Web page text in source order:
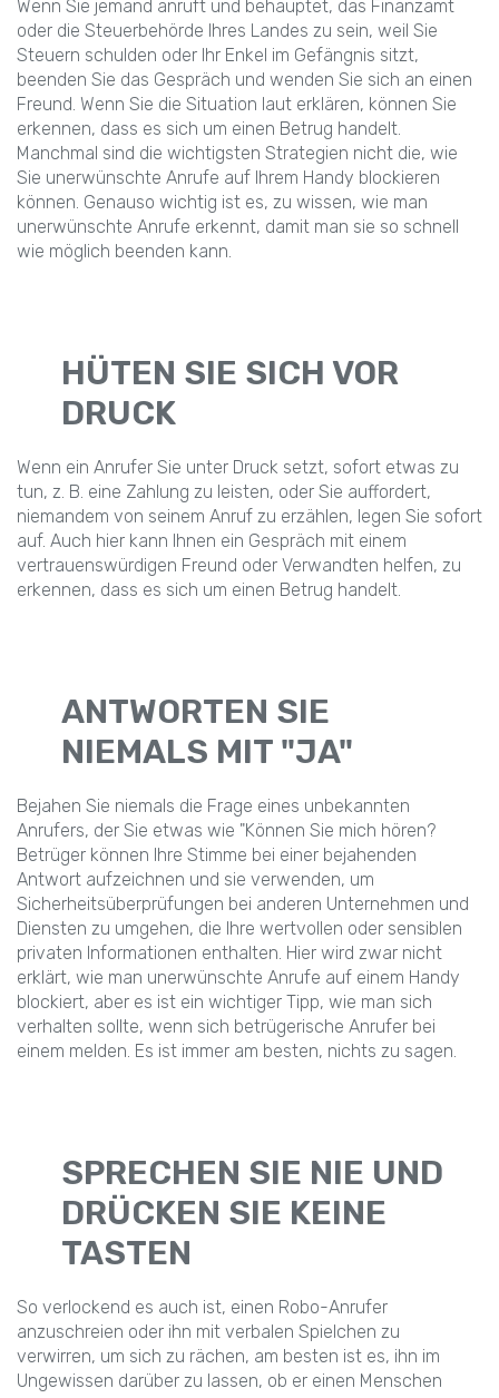
Wenn Sie jemand anruft und behauptet, das Finanzamt
oder die Steuerbehörde Ihres Landes zu sein, weil Sie
Steuern schulden oder Ihr Enkel im Gefängnis sitzt,
beenden Sie das Gespräch und wenden Sie sich an einen
Freund. Wenn Sie die Situation laut erklären, können Sie
erkennen, dass es sich um einen Betrug handelt.
Manchmal sind die wichtigsten Strategien nicht die, wie
Sie unerwünschte Anrufe auf Ihrem Handy blockieren
können. Genauso wichtig ist es, zu wissen, wie man
unerwünschte Anrufe erkennt, damit man sie so schnell
wie möglich beenden kann.
HÜTEN SIE SICH VOR
DRUCK
Wenn ein Anrufer Sie unter Druck setzt, sofort etwas zu
tun, z. B. eine Zahlung zu leisten, oder Sie auffordert,
niemandem von seinem Anruf zu erzählen, legen Sie sofort
auf. Auch hier kann Ihnen ein Gespräch mit einem
vertrauenswürdigen Freund oder Verwandten helfen, zu
erkennen, dass es sich um einen Betrug handelt.
ANTWORTEN SIE
NIEMALS MIT "JA"
Bejahen Sie niemals die Frage eines unbekannten
Anrufers, der Sie etwas wie "Können Sie mich hören?
Betrüger können Ihre Stimme bei einer bejahenden
Antwort aufzeichnen und sie verwenden, um
Sicherheitsüberprüfungen bei anderen Unternehmen und
Diensten zu umgehen, die Ihre wertvollen oder sensiblen
privaten Informationen enthalten. Hier wird zwar nicht
erklärt, wie man unerwünschte Anrufe auf einem Handy
blockiert, aber es ist ein wichtiger Tipp, wie man sich
verhalten sollte, wenn sich betrügerische Anrufer bei
einem melden. Es ist immer am besten, nichts zu sagen.
SPRECHEN SIE NIE UND
DRÜCKEN SIE KEINE
TASTEN
So verlockend es auch ist, einen Robo-Anrufer
anzuschreien oder ihn mit verbalen Spielchen zu
verwirren, um sich zu rächen, am besten ist es, ihn im
Ungewissen darüber zu lassen, ob er einen Menschen